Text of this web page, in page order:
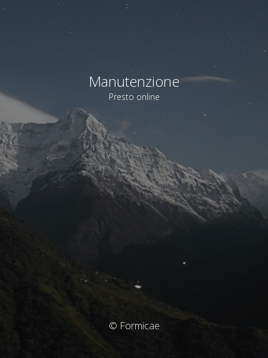
Manutenzione
Presto online
© Formicae